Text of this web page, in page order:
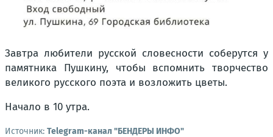
Завтра любители русской словесности соберутся у
памятника Пушкину, чтобы вспомнить творчество
великого русского поэта и возложить цветы.
Начало в 10 утра.
Источник: Telegram-канал "БЕНДЕРЫ ИНФО"